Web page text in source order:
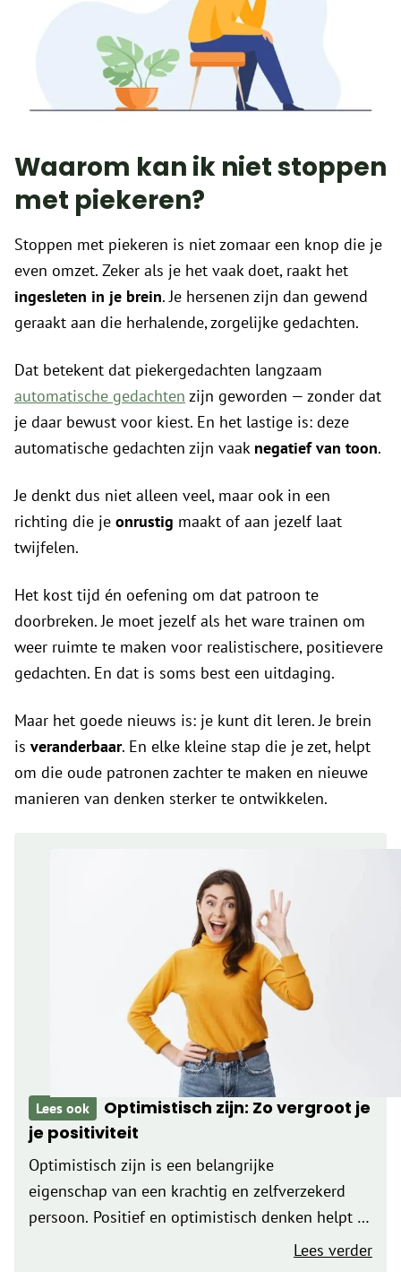
Waarom kan ik niet stoppen
met piekeren?
Stoppen met piekeren is niet zomaar een knop die je
even omzet. Zeker als je het vaak doet, raakt het
ingesleten in je brein. Je hersenen zijn dan gewend
geraakt aan die herhalende, zorgelijke gedachten.
Dat betekent dat piekergedachten langzaam
automatische gedachten zijn geworden — zonder dat
je daar bewust voor kiest. En het lastige is: deze
automatische gedachten zijn vaak negatief van toon.
Je denkt dus niet alleen veel, maar ook in een
richting die je onrustig maakt of aan jezelf laat
twijfelen.
Het kost tijd én oefening om dat patroon te
doorbreken. Je moet jezelf als het ware trainen om
weer ruimte te maken voor realistischere, positievere
gedachten. En dat is soms best een uitdaging.
Maar het goede nieuws is: je kunt dit leren. Je brein
is veranderbaar. En elke kleine stap die je zet, helpt
om die oude patronen zachter te maken en nieuwe
manieren van denken sterker te ontwikkelen.
Lees ook
Optimistisch zijn: Zo vergroot je
je positiviteit
Optimistisch zijn is een belangrijke
eigenschap van een krachtig en zelfverzekerd
persoon. Positief en optimistisch denken helpt je
doorzettingsvermogen en zelfvertrouwen teLees verder